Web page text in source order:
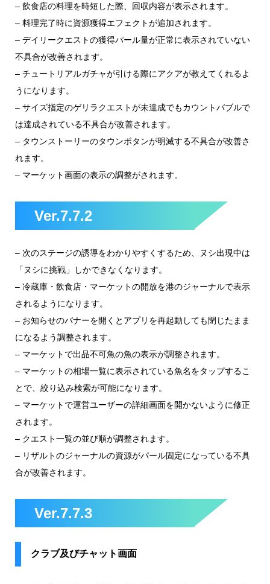
– 飲食店の料理を時短した際、回収内容が表示されます。
– 料理完了時に資源獲得エフェクトが追加されます。
– デイリークエストの獲得パール量が正常に表示されていない
不具合が改善されます。
– チュートリアルガチャが引ける際にアクアが教えてくれるよ
うになります。
– サイズ指定のゲリラクエストが未達成でもカウントバブルで
は達成されている不具合が改善されます。
– タウンストーリーのタウンボタンが明滅する不具合が改善さ
れます。
– マーケット画面の表示の調整がされます。
Ver.7.7.2
– 次のステージの誘導をわかりやすくするため、
ヌシ出現中は
「ヌシに挑戦」しかできなくなります。
– 冷蔵庫・飲食店・マーケットの開放を港のジャーナルで表示
されるようになります。
– お知らせのバナーを開くとアプリを再起動しても閉じたまま
になるよう調整されます。
– マーケットで出品不可魚の魚の表示が調整されます。
– マーケットの相場一覧に表示されている魚名をタップするこ
とで、絞り込み検索が可能になります。
– マーケットで運営ユーザーの詳細画面を開かないように修正
されます。
– クエスト一覧の並び順が調整されます。
– リザルトのジャーナルの資源がパール固定になっている不具
合が改善されます。
Ver.7.7.3
クラブ及びチャット画面